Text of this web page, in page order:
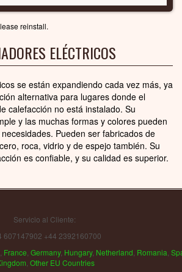
reinstall.
ELÉCTRICOS
se están expandiendo cada vez más, ya
alternativa para lugares donde el
calefacción no está instalado. Su
y las muchas formas y colores pueden
Pueden ser fabricados de
roca, vidrio y de espejo también. Su
es confiable, y su calidad es superior.
Servicio al Cliente:
607147902 +44 2392160700
France Germany, Hungary, Netherland Romania
Other EU Countries